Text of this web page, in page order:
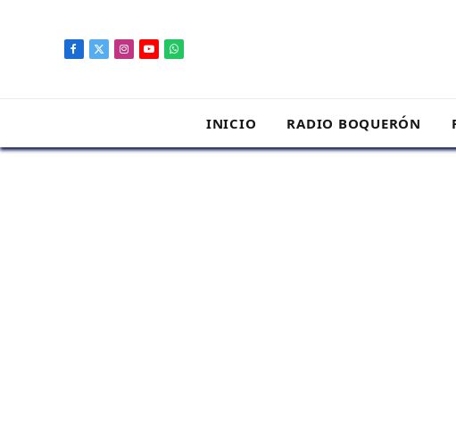
Facebook
X
Instagram
YouTubeWhatsApp
INICIO RADIO BOQUERÓN